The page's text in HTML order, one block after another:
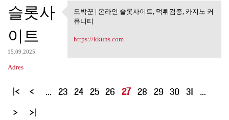
슬롯사
이트
15.09.2025
Adres
도박꾼 | 온라인 슬롯사이트, 먹튀
도박꾼 | 온라인 슬롯사이트, 먹튀검증, 카지노 커
뮤니티
https://kkuns.com
S
… 23 24 25 26 27 28 29 30 31 …